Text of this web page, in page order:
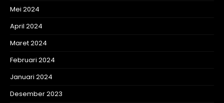
Mei 2024
April 2024
Maret 2024
Februari 2024
Januari 2024
Desember 2023